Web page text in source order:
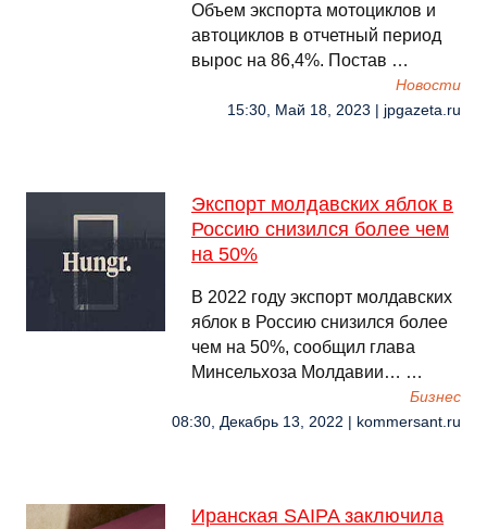
Объем экспорта мотоциклов и
автоциклов в отчетный период
вырос на 86,4%. Постав …
Новости
15:30, Май 18, 2023 | jpgazeta.ru
Экспорт молдавских яблок в
Россию снизился более чем
на 50%
В 2022 году экспорт молдавских
яблок в Россию снизился более
чем на 50%, сообщил глава
Минсельхоза Молдавии… …
Бизнес
08:30, Декабрь 13, 2022 | kommersant.ru
Иранская SAIPA заключила